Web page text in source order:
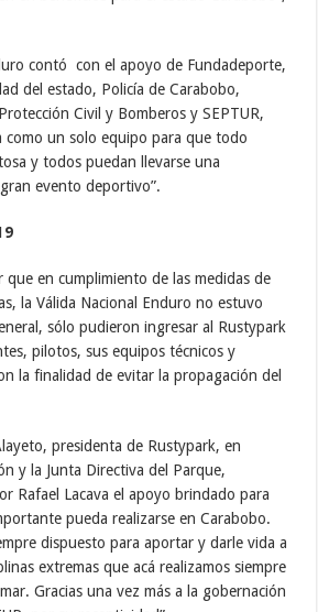
contó con el apoyo de Fundadeporte,
del estado, Policía de Carabobo,
Civil y Bomberos y SEPTUR,
como un solo equipo para que todo
y todos puedan llevarse una
evento deportivo”.
que en cumplimiento de las medidas de
la Válida Nacional Enduro no estuvo
sólo pudieron ingresar al Rustypark
pilotos, sus equipos técnicos y
la finalidad de evitar la propagación del
presidenta de Rustypark, en
y la Junta Directiva del Parque,
Rafael Lacava el apoyo brindado para
pueda realizarse en Carabobo.
dispuesto para aportar y darle vida a
extremas que acá realizamos siempre
Gracias una vez más a la gobernación